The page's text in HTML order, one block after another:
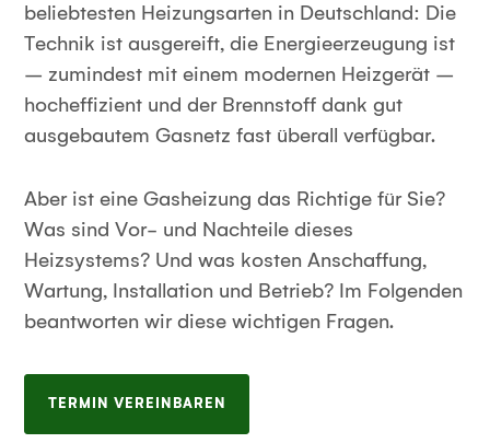
beliebtesten Heizungsarten in Deutschland: Die
Technik ist ausgereift, die Energieerzeugung ist
– zumindest mit einem modernen Heizgerät –
hocheffizient und der Brennstoff dank gut
ausgebautem Gasnetz fast überall verfügbar.
Aber ist eine Gasheizung das Richtige für Sie?
Was sind Vor- und Nachteile dieses
Heizsystems? Und was kosten Anschaffung,
Wartung, Installation und Betrieb? Im Folgenden
beantworten wir diese wichtigen Fragen.
TERMIN VEREINBAREN